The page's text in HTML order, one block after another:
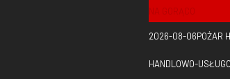
NA GORĄCO
2026-08-06POŻAR
HANDLOWO-